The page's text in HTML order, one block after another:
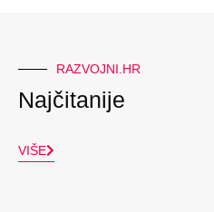
RAZVOJNI.HR
Najčitanije
VIŠE